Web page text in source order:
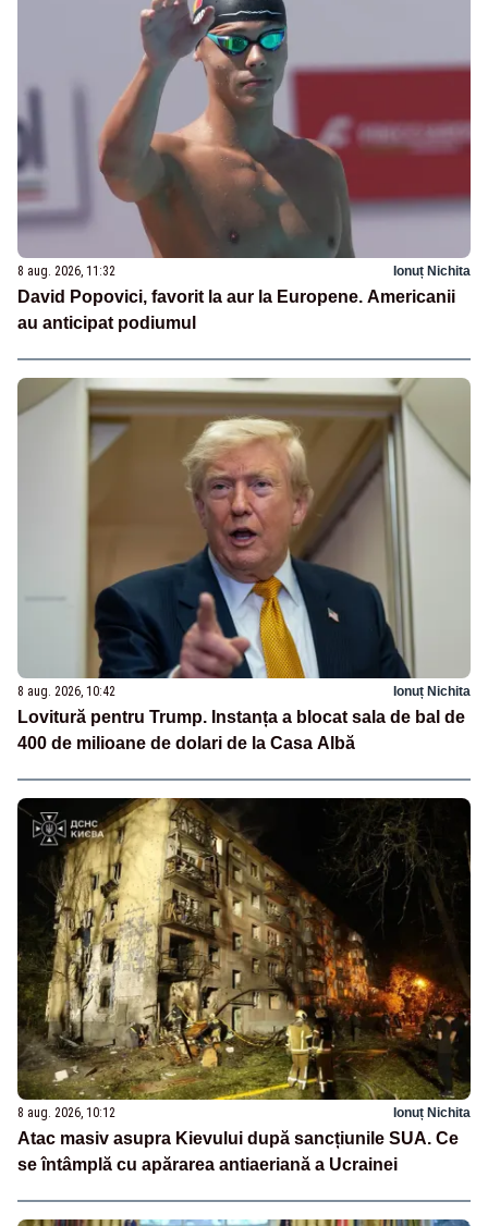
8 aug. 2026, 11:32 Ionuț Nichita
David Popovici, favorit la aur la Europene. Americanii
au anticipat podiumul
8 aug. 2026, 10:42 Ionuț Nichita
Lovitură pentru Trump. Instanța a blocat sala de bal de
400 de milioane de dolari de la Casa Albă
8 aug. 2026, 10:12 Ionuț Nichita
Atac masiv asupra Kievului după sancțiunile SUA. Ce
se întâmplă cu apărarea antiaeriană a Ucrainei